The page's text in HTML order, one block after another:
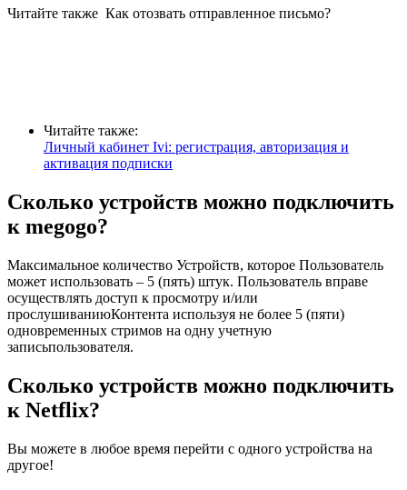
Читайте также Как отозвать отправленное письмо?
Читайте также:
Личный кабинет Ivi: регистрация, авторизация и
активация подписки
Сколько устройств можно подключить
к megogo?
Максимальное количество Устройств, которое Пользователь
может использовать – 5 (пять) штук. Пользователь вправе
осуществлять доступ к просмотру и/или
прослушиваниюКонтента используя не более 5 (пяти)
одновременных стримов на одну учетную
записьпользователя.
Сколько устройств можно подключить
к Netflix?
Вы можете в любое время перейти с одного устройства на
другое!